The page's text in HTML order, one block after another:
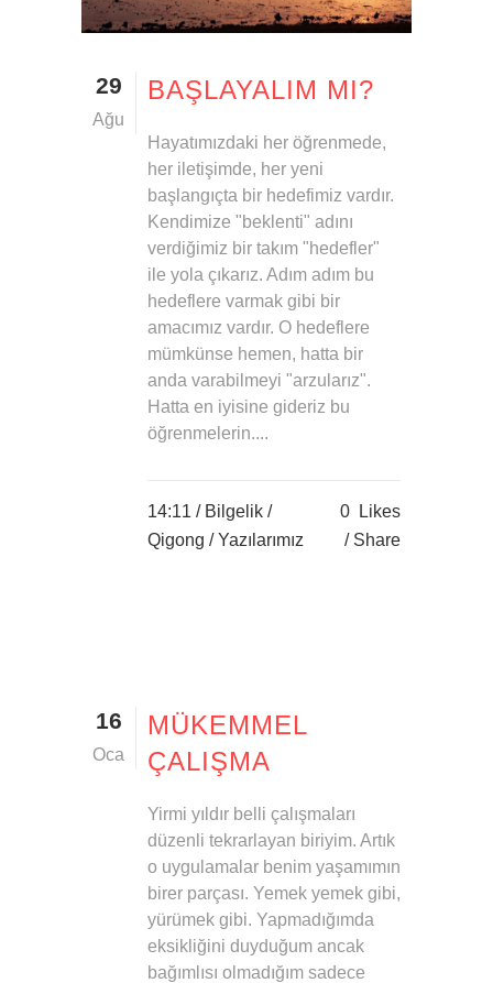
29
Ağu
BAŞLAYALIM MI?
Hayatımızdaki her öğrenmede,
her iletişimde, her yeni
başlangıçta bir hedefimiz vardır.
Kendimize "beklenti" adını
verdiğimiz bir takım "hedefler"
ile yola çıkarız. Adım adım bu
hedeflere varmak gibi bir
amacımız vardır. O hedeflere
mümkünse hemen, hatta bir
anda varabilmeyi "arzularız".
Hatta en iyisine gideriz bu
öğrenmelerin....
14:11 / Bilgelik /
Qigong /Yazılarımız
0
Likes
Share
16
Oca
MÜKEMMEL
ÇALIŞMA
Yirmi yıldır belli çalışmaları
düzenli tekrarlayan biriyim. Artık
o uygulamalar benim yaşamımın
birer parçası. Yemek yemek gibi,
yürümek gibi. Yapmadığımda
eksikliğini duyduğum ancak
bağımlısı olmadığım sadece